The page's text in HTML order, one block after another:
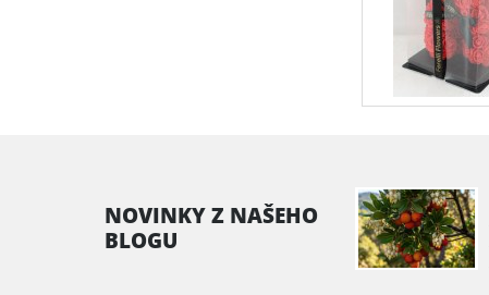
NOVINKY Z NAŠEHO
BLOGU